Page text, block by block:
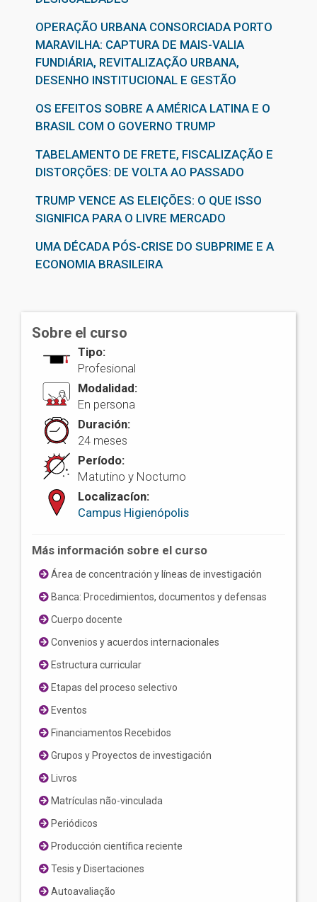
OPERAÇÃO URBANA CONSORCIADA PORTO
MARAVILHA: CAPTURA DE MAIS-VALIA
FUNDIÁRIA, REVITALIZAÇÃO URBANA,
DESENHO INSTITUCIONAL E GESTÃO
OS EFEITOS SOBRE A AMÉRICA LATINA E O
BRASIL COM O GOVERNO TRUMP
TABELAMENTO DE FRETE, FISCALIZAÇÃO E
DISTORÇÕES: DE VOLTA AO PASSADO
TRUMP VENCE AS ELEIÇÕES: O QUE ISSO
SIGNIFICA PARA O LIVRE MERCADO
UMA DÉCADA PÓS-CRISE DO SUBPRIME E A
ECONOMIA BRASILEIRA
Sobre el curso
Tipo:
Profesional
Modalidad:
En persona
Duración:
24 meses
Período:
Matutino y Nocturno
Localizacíon:
Campus Higienópolis
Más información sobre el curso
Área de concentración y líneas de investigación
Banca: Procedimientos, documentos y defensas
Cuerpo docente
Convenios y acuerdos internacionales
Estructura curricular
Etapas del proceso selectivo
Eventos
Financiamentos Recebidos
Grupos y Proyectos de investigación
Livros
Matrículas não-vinculada
Periódicos
Producción científica reciente
Tesis y Disertaciones
Autoavaliação